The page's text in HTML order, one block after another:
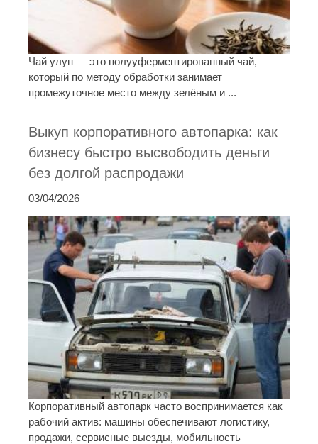
Чай улун — это полууферментированный чай,
который по методу обработки занимает
промежуточное место между зелёным и ...
Выкуп корпоративного автопарка: как
бизнесу быстро высвободить деньги
без долгой распродажи
03/04/2026
Корпоративный автопарк часто воспринимается как
рабочий актив: машины обеспечивают логистику,
продажи, сервисные выезды, мобильность